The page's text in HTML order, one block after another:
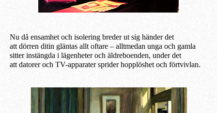
Nu då ensamhet och isolering breder ut sig händer det
att dörren ditin gläntas allt oftare – alltmedan unga och gamla
sitter instängda i lägenheter och äldreboenden, under det
att datorer och TV-apparater sprider hopplöshet och förtvivlan.